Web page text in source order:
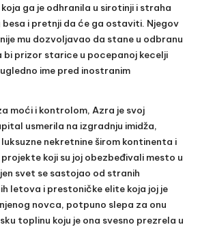
ga je odhranila u sirotinji i straha
i pretnji da će ga ostaviti. Njegov
mu dozvoljavao da stane u odbranu
bi prizor starice u pocepanoj kecelji
ime pred inostranim
moći i kontrolom, Azra je svoj
usmerila na izgradnju imidža,
nekretnine širom kontinenta i
koji su joj obezbeđivali mesto u
svet se sastojao od stranih
letova i prestoničke elite koja joj je
novca, potpuno slepa za onu
toplinu koju je ona svesno prezrela u